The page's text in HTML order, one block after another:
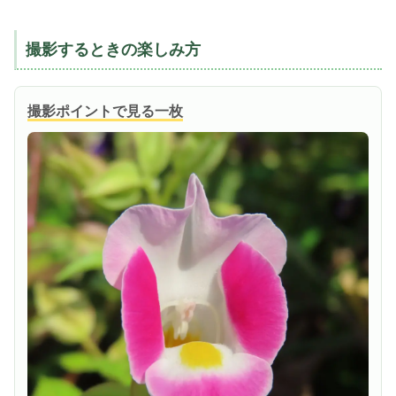
撮影するときの楽しみ方
撮影ポイントで見る一枚